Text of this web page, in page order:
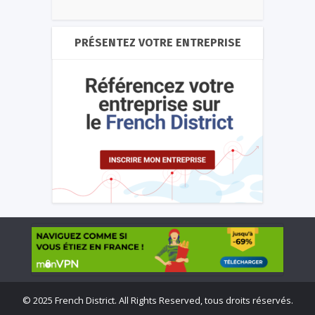
PRÉSENTEZ VOTRE ENTREPRISE
© 2025 French District. All Rights Reserved, tous droits réservés.